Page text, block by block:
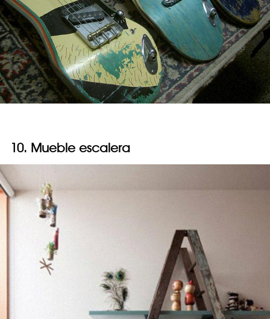
10. Mueble escalera